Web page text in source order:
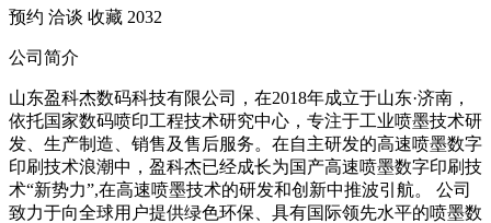
预约 洽谈 收藏 2032
公司简介
山东盈科杰数码科技有限公司，在2018年成立于山东·济南，
依托国家数码喷印工程技术研究中心，专注于工业喷墨技术研
发、生产制造、销售及售后服务。在自主研发的高速喷墨数字
印刷技术浪潮中，盈科杰已经成长为国产高速喷墨数字印刷技
术“新势力”,在高速喷墨技术的研发和创新中推波引航。 公司
致力于向全球用户提供绿色环保、具有国际领先水平的喷墨数